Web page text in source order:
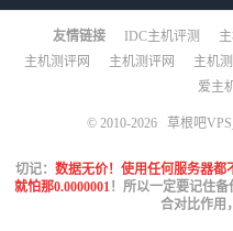
友情链接 IDC主机评测
主机测评网
主机测评网 主机
爱主
© 2010-2026 草根吧
切记： 数据无价！使用任何服务器都
就怕那0.0000001！所以一定要记住备
合对比作用